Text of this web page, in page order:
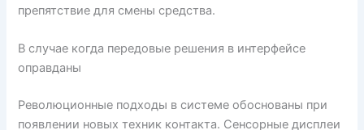
препятствие для смены средства.
В случае когда передовые решения в интерфейсе
оправданы
Революционные подходы в системе обоснованы при
появлении новых техник контакта. Сенсорные дисплеи